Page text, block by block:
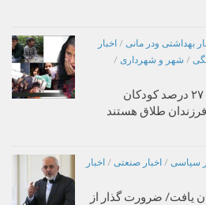
بهداشتی ودر مانی / اخبار
/ شهر و شهرداری /
در گفت‌وگو با ایرنا اعلام شد؛ ۲۷ درصد کودکان
طلاق هستند
سیاسی / اخبار صنعتی / اخبار
یافت/ ضرورت گذار از